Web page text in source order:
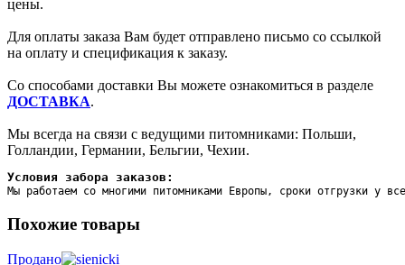
цены.
Для оплаты заказа Вам будет отправлено письмо со ссылкой
на оплату и спецификация к заказу.
Со способами доставки Вы можете ознакомиться в разделе
ДОСТАВКА.
Мы всегда на связи с ведущими питомниками: Польши,
Голландии, Германии, Бельгии, Чехии.
Условия забора заказов:
Мы работаем со многими питомниками Европы, сроки отгрузки у
Похожие товары
Продано